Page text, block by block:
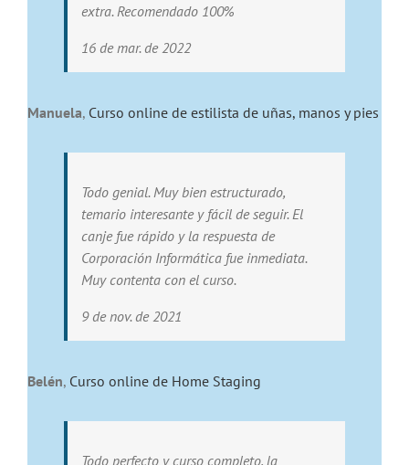
extra. Recomendado 100%
16 de mar. de 2022
Manuela, Curso online de estilista de uñas, manos y pies
Todo genial. Muy bien estructurado,
temario interesante y fácil de seguir. El
canje fue rápido y la respuesta de
Corporación Informática fue inmediata.
Muy contenta con el curso.
9 de nov. de 2021
Belén, Curso online de Home Staging
Todo perfecto y curso completo, la